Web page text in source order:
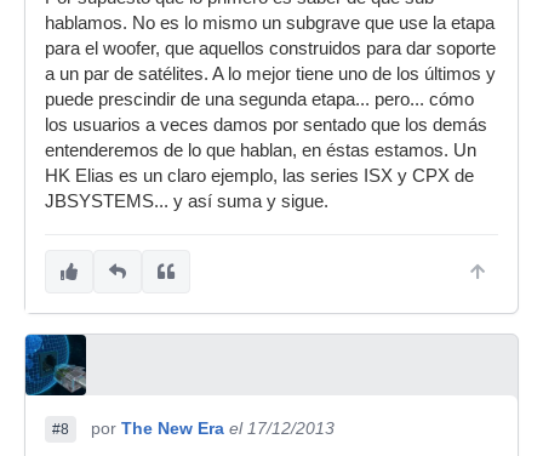
hablamos. No es lo mismo un subgrave que use la etapa
para el woofer, que aquellos construidos para dar soporte
a un par de satélites. A lo mejor tiene uno de los últimos y
puede prescindir de una segunda etapa... pero... cómo
los usuarios a veces damos por sentado que los demás
entenderemos de lo que hablan, en éstas estamos. Un
HK Elias es un claro ejemplo, las series ISX y CPX de
JBSYSTEMS... y así suma y sigue.
#8 por The New Era el 17/12/2013